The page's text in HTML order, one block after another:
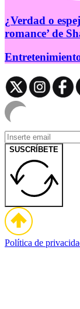
¿Verdad o
romance’ de
SUSCRÍBETE
Política de